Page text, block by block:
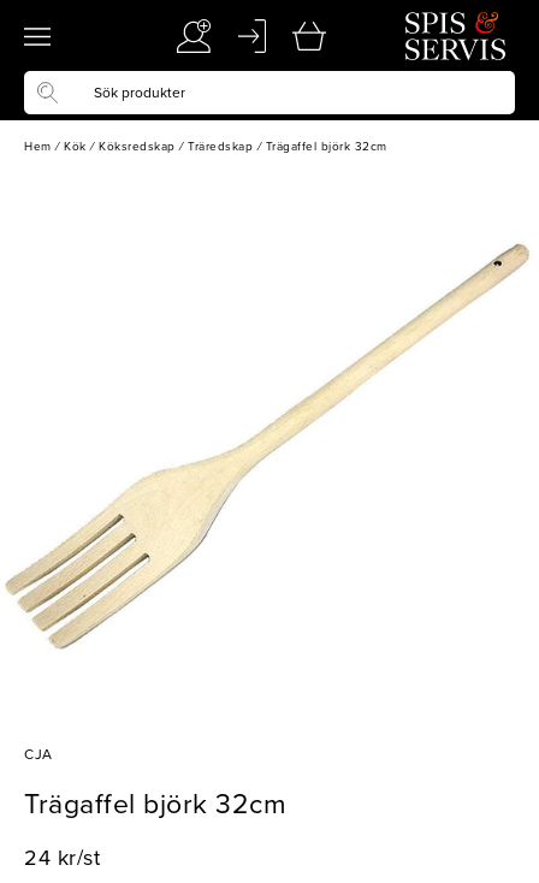
Hem / Kök / Köksredskap / Träredskap / Trägaffel björk 32cm
CJA
Trägaffel björk 32cm
24 kr/st